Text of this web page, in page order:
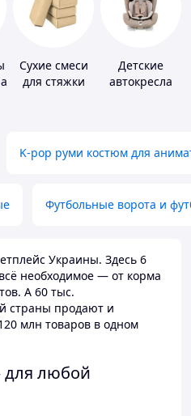
Сухие смеси
для стяжки
Детские
автокресла
K-pop руми костюм для
Футбольные ворота и
Украины. Здесь 6
необходимое — от корма
А 60 тыс.
страны продают и
млн товаров в одном
любой